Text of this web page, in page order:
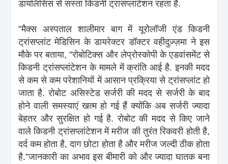
डायलिसिस से सस्ता किडनी ट्रांसप्लांटेशन रहता है.
”मैक्स अस्पताल शालीमार बाग में यूरोलॉजी एंड किडनी
ट्रांसप्लांट मेडिसिन के डायरेक्टर डॉक्टर वहीदुज़्ज़मा ने इस
मौके पर बताया, ”रोबोटिक्स और लेप्रोस्कोपी के एडवांसमेंट से
किडनी ट्रांसप्लांटेशन के मामले में क्रांति आई है. इनकी मदद
से कम से कम परेशानियों में आसान प्रक्रिया से ट्रांसप्लांट हो
जाता है. रोबोट असिस्टेड सर्जरी की मदद से सर्जरी के बाद
होने वाली समस्याएं खत्म हो गई हैं क्योंकि अब सर्जरी ज्यादा
बेहतर और सुरक्षित हो गई है. रोबोट की मदद से किए जाने
वाले किडनी ट्रांसप्लांटेशन में मरीज की तुरंत रिकवरी होती है,
दर्द कम होता है, दाग छोटा होता है और मरीज जल्दी ठीक होता
है.”जानकारी का अभाव इस बीमारी को और ज्यादा घातक बना